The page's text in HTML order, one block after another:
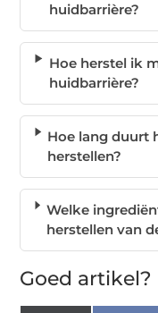
huidbarrière?
Hoe herstel ik
huidbarrière?
Hoe lang duurt
herstellen?
Welke
herstellen van
Goed